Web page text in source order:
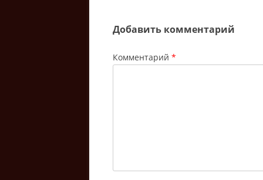
Добавить комментарий
Комментарий *